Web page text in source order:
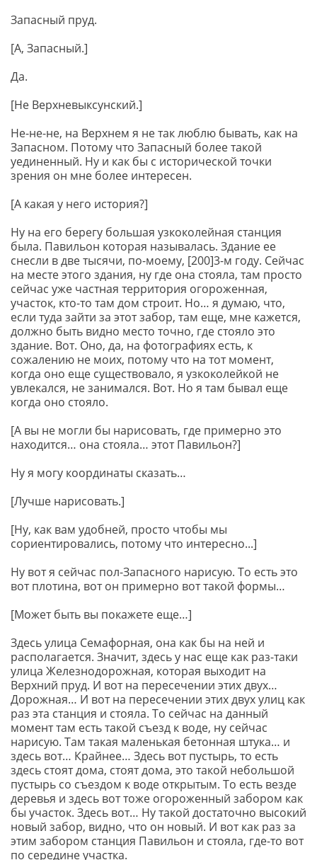
Запасный пруд.
[А, Запасный.]
Да.
[Не Верхневыксунский.]
Не-не-не, на Верхнем я не так люблю бывать, как на
Запасном. Потому что Запасный более такой
уединенный. Ну и как бы с исторической точки
зрения он мне более интересен.
[А какая у него история?]
Ну на его берегу большая узкоколейная станция
была. Павильон которая называлась. Здание ее
снесли в две тысячи, по-моему, [200]3-м году. Сейчас
на месте этого здания, ну где она стояла, там просто
сейчас уже частная территория огороженная,
участок, кто-то там дом строит. Но… я думаю, что,
если туда зайти за этот забор, там еще, мне кажется,
должно быть видно место точно, где стояло это
здание. Вот. Оно, да, на фотографиях есть, к
сожалению не моих, потому что на тот момент,
когда оно еще существовало, я узкоколейкой не
увлекался, не занимался. Вот. Но я там бывал еще
когда оно стояло.
[А вы не могли бы нарисовать, где примерно это
находится… она стояла… этот Павильон?]
Ну я могу координаты сказать…
[Лучше нарисовать.]
[Ну, как вам удобней, просто чтобы мы
сориентировались, потому что интересно...]
Ну вот я сейчас пол-Запасного нарисую. То есть это
вот плотина, вот он примерно вот такой формы…
[Может быть вы покажете еще…]
Здесь улица Семафорная, она как бы на ней и
располагается. Значит, здесь у нас еще как раз-таки
улица Железнодорожная, которая выходит на
Верхний пруд. И вот на пересечении этих двух…
Дорожная… И вот на пересечении этих двух улиц как
раз эта станция и стояла. То сейчас на данный
момент там есть такой съезд к воде, ну сейчас
нарисую. Там такая маленькая бетонная штука… и
здесь вот… Крайнее… Здесь вот пустырь, то есть
здесь стоят дома, стоят дома, это такой небольшой
пустырь со съездом к воде открытым. То есть везде
деревья и здесь вот тоже огороженный забором как
бы участок. Здесь вот… Ну такой достаточно высокий
новый забор, видно, что он новый. И вот как раз за
этим забором станция Павильон и стояла, где-то вот
по середине участка.